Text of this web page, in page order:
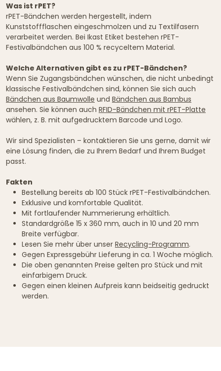
Was ist rPET?
rPET-Bändchen werden hergestellt, indem
Kunststoffflaschen eingeschmolzen und zu Textilfasern
verarbeitet werden. Bei Ikast Etiket bestehen rPET-
Festivalbändchen aus 100 % recyceltem Material.
Welche Alternativen gibt es zu rPET-Bändchen?
Wenn Sie Zugangsbändchen wünschen, die nicht unbedingt
klassische Festivalbändchen sind, können Sie sich auch
Bändchen aus Baumwolle und Bändchen aus Bambus
ansehen. Sie können auch RFID-Bändchen mit rPET-Platte
wählen, z. B. mit aufgedrucktem Barcode und Logo.
Wir sind Spezialisten – kontaktieren Sie uns gerne, damit wir
eine Lösung finden, die zu Ihrem Bedarf und Ihrem Budget
passt.
Fakten
Bestellung bereits ab 100 Stück rPET-Festivalbändchen.
Exklusive und komfortable Qualität.
Mit fortlaufender Nummerierung erhältlich.
Standardgröße 15 x 360 mm, auch in 10 und 20 mm
Breite verfügbar.
Lesen Sie mehr über unser Recycling-Programm.
Gegen Expressgebühr Lieferung in ca. 1 Woche möglich.
Die oben genannten Preise gelten pro Stück und mit
einfarbigem Druck.
Gegen einen kleinen Aufpreis kann beidseitig gedruckt
werden.